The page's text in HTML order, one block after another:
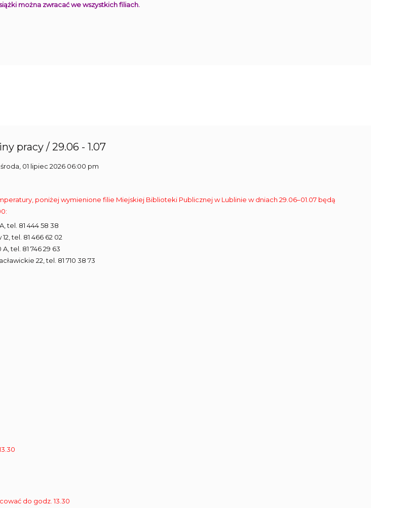
można zwracać we wszystkich filiach.
pracy / 29.06 - 1.07
01 lipiec 2026 06:00 pm
poniżej wymienione filie Miejskiej Biblioteki Publicznej w Lublinie w dniach 29.06–01.07 będą
tel. 81 444 58 38
tel. 81 466 62 02
tel. 81 746 29 63
22, tel. 81 710 38 73
do godz. 13.30